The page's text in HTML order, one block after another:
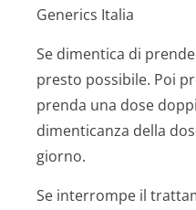
Generics Italia
Se dimentica di
presto possibile. Poi
prenda una dose
dimenticanza della
giorno.
Se interrompe il